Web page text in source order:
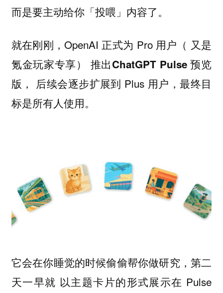
而是要主动给你「投喂」内容了。
就在刚刚，OpenAI 正式为 Pro 用户（ 又是
氪金玩家专享） 推出ChatGPT Pulse 预览
版 ， 后续会逐步扩展到 Plus 用户，最终目
标是所有人使用。
它会在你睡觉的时候偷偷帮你做研究，第二
天一早就 以主题卡片的形式展示在 Pulse